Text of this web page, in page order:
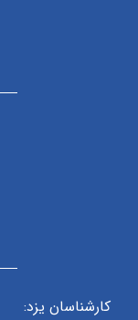
کارشناسان یزد: